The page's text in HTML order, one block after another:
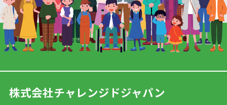
株式会社チャレンジドジャパン